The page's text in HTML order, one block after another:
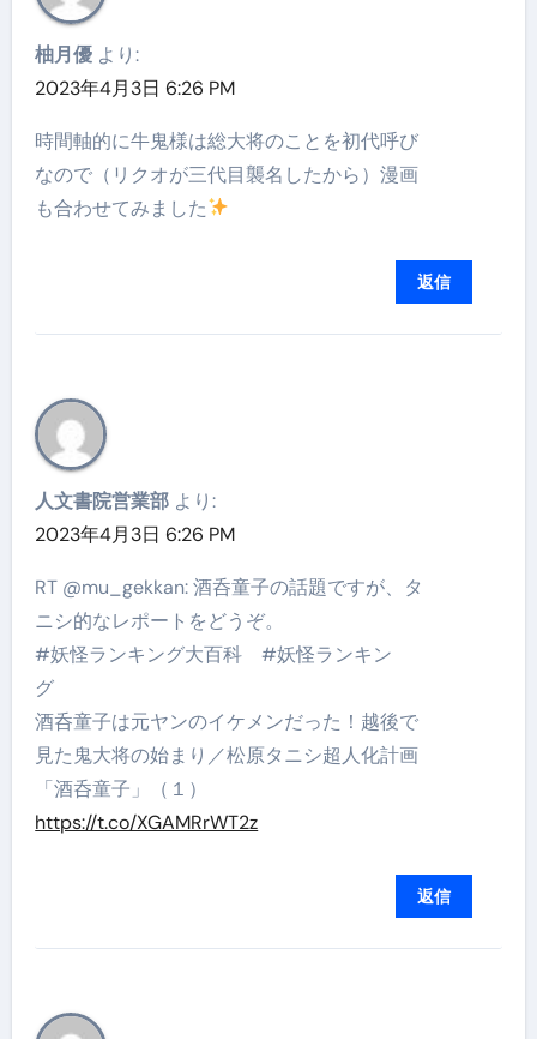
柚月優 より:
2023年4月3日 6:26 PM
時間軸的に牛鬼様は総大将のことを初代呼び
なので（リクオが三代目襲名したから）漫画
も合わせてみました
返信
人文書院営業部 より:
2023年4月3日 6:26 PM
RT @mu_gekkan: 酒呑童子の話題ですが、タ
ニシ的なレポートをどうぞ。
#妖怪ランキング大百科 #妖怪ランキン
グ
酒呑童子は元ヤンのイケメンだった！越後で
見た鬼大将の始まり／松原タニシ超人化計画
「酒呑童子」（１）
https://t.co/XGAMRrWT2z
返信